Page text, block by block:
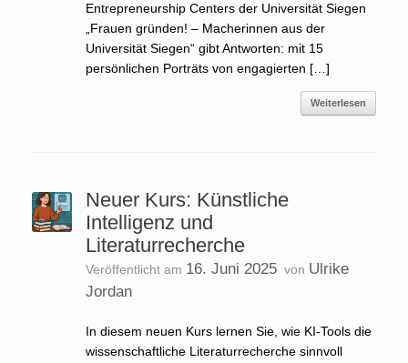
Entrepreneurship Centers der Universität Siegen
„Frauen gründen! – Macherinnen aus der
Universität Siegen“ gibt Antworten: mit 15
persönlichen Porträts von engagierten […]
Weiterlesen
Neuer Kurs: Künstliche
Intelligenz und
Literaturrecherche
Veröffentlicht am 16. Juni 2025 von Ulrike
Jordan
In diesem neuen Kurs lernen Sie, wie KI-Tools die
wissenschaftliche Literaturrecherche sinnvoll